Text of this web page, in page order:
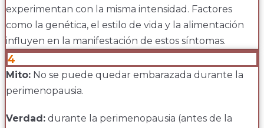
experimentan con la misma intensidad. Factores
como la genética, el estilo de vida y la alimentación
influyen en la manifestación de estos síntomas.
4
Mito: No se puede quedar embarazada durante la
perimenopausia.
Verdad: durante la perimenopausia (antes de la